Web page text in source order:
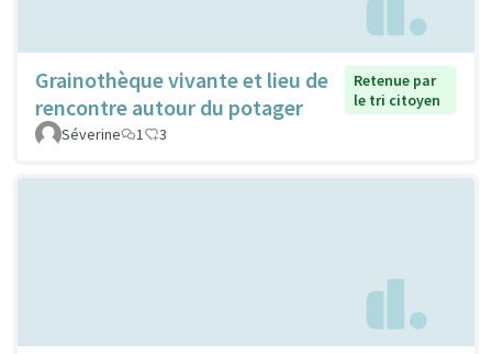
Grainothèque vivante et lieu de
rencontre autour du potager
Retenue par
le tri citoyen
Séverine
1 3